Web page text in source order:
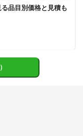
品目別価格と見積も